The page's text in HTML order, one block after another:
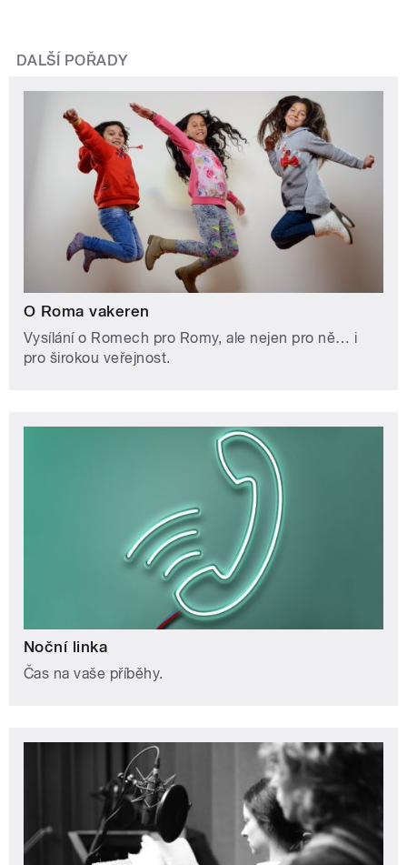
DALŠÍ POŘADY
O Roma vakeren
Vysílání o Romech pro Romy, ale nejen pro ně… i
pro širokou veřejnost.
Noční linka
Čas na vaše příběhy.